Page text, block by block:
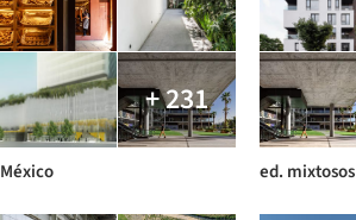
+ 231
México ed. mixtosos